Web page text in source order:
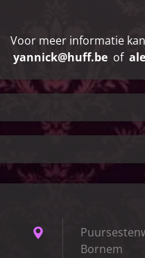
Voor meer informatie
yannick@huff.be of
Bornem